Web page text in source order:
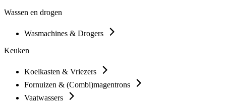
Wassen en drogen
Wasmachines & Drogers
Keuken
Koelkasten & Vriezers
Fornuizen & (Combi)magentrons
Vaatwassers